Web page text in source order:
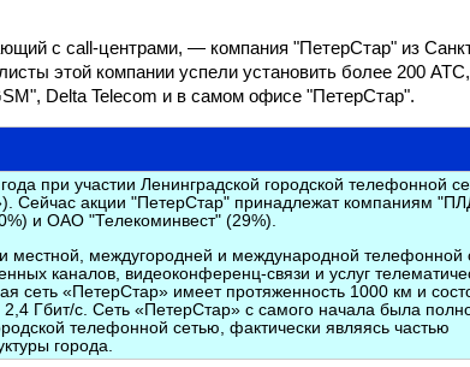
с call-центрами, — компания "ПетерСтар" из
этой компании успели установить более 200 АТС,
Delta Telecom и в самом офисе "ПетерСтар".
при участии Ленинградской городской телефонной
Сейчас акции "ПетерСтар" принадлежат компаниям
и ОАО "Телекоминвест" (29%).
местной, междугородней и международной телефонной
каналов, видеоконференц-связи и услуг
сеть «ПетерСтар» имеет протяженность 1000 км и
Гбит/с. Сеть «ПетерСтар» с самого начала была
телефонной сетью, фактически являясь частью
города.